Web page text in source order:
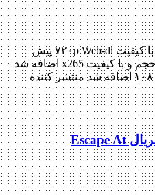
دانلود فیلم Stree 2018 Stree 2018 با کیفیت ۷۲۰p Web-dl پیش
نمایش فیلم اضافه شد نسخه کم حجم و با کیفیت x265 اضافه شد
کیفیت ۴۸۰p اضافه شد کیفیت ۱۰۸۰p اضافه شد منتشر کننده
دانلود قسمت 1 فصل اول سریال Escape At